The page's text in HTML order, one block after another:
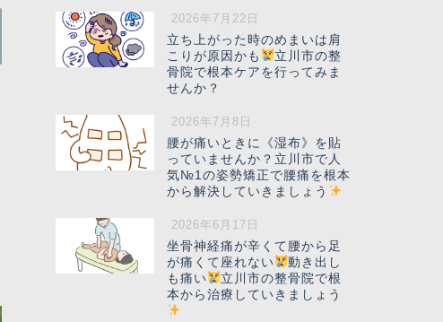
2026年7月22日
立ち上がった時のめまいは肩
こりが原因かも
立川市の整
骨院で根本ケアを行ってみま
せんか？
2026年7月8日
腰が痛いときに《湿布》を貼
っていませんか？立川市で人
気№1の姿勢矯正で腰痛を根本
から解決していきましょう
2026年6月17日
坐骨神経痛が辛くて腰から足
が痛くて座れない
動き出し
も痛い
立川市の整骨院で根
本から治療していきましょう